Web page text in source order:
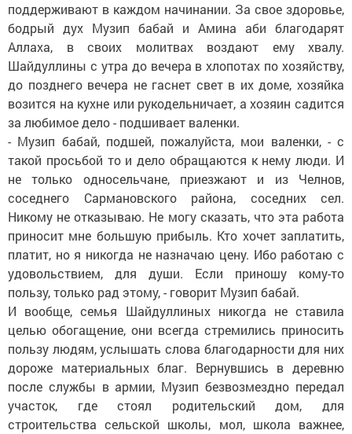
поддерживают в каждом начинании. За свое здоровье,
бодрый дух Музип бабай и Амина аби благодарят
Аллаха, в своих молитвах воздают ему хвалу.
Шайдуллины с утра до вечера в хлопотах по хозяйству,
до позднего вечера не гаснет свет в их доме, хозяйка
возится на кухне или рукодельничает, а хозяин садится
за любимое дело - подшивает валенки.
- Музип бабай, подшей, пожалуйста, мои валенки, - с
такой просьбой то и дело обращаются к нему люди. И
не только односельчане, приезжают и из Челнов,
соседнего Сармановского района, соседних сел.
Никому не отказываю. Не могу сказать, что эта работа
приносит мне большую прибыль. Кто хочет заплатить,
платит, но я никогда не назначаю цену. Ибо работаю с
удовольствием, для души. Если приношу кому-то
пользу, только рад этому, - говорит Музип бабай.
И вообще, семья Шайдуллиных никогда не ставила
целью обогащение, они всегда стремились приносить
пользу людям, услышать слова благодарности для них
дороже материальных благ. Вернувшись в деревню
после службы в армии, Музип безвозмездно передал
участок, где стоял родительский дом, для
строительства сельской школы, мол, школа важнее,